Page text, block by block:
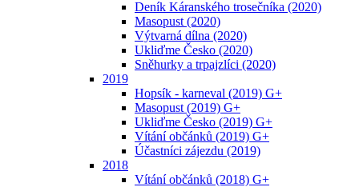
Deník Káranského trosečníka (2020)
Masopust (2020)
Výtvarná dílna (2020)
Ukliďme Česko (2020)
Sněhurky a trpajzlíci (2020)
2019
Hopsík - karneval (2019) G+
Masopust (2019) G+
Ukliďme Česko (2019) G+
Vítání občánků (2019) G+
Účastníci zájezdu (2019)
2018
Vítání občánků (2018) G+